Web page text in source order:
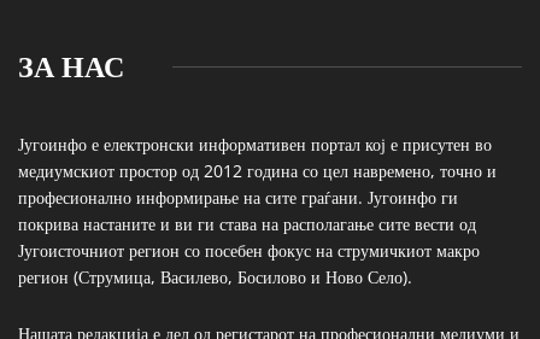
ЗА НАС
Југоинфо е електронски информативен портал кој е присутен во
медиумскиот простор од 2012 година со цел навремено, точно и
професионално информирање на сите граѓани. Југоинфо ги
покрива настаните и ви ги става на располагање сите вести од
Југоисточниот регион со посебен фокус на струмичкиот макро
регион (Струмица, Василево, Босилово и Ново Село).
Нашата редакција е дел од регистарот на професионални медиуми и